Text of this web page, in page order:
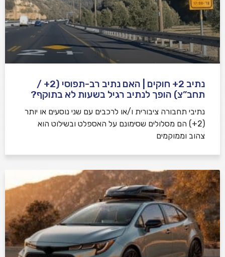
נתיב 2+ חוקים | האם נתיב רב-תפוסי (2+ /
תחב”צ) הופך לנתיב רגיל בשעות לא בתוקף?
נתיבי תחבורה ציבורית ו/או לרכבים עם שני נוסעים או יותר
(2+) הם מסלולים שסימונם על האספלט ובשילוט הוא
צהוב וממוקמים